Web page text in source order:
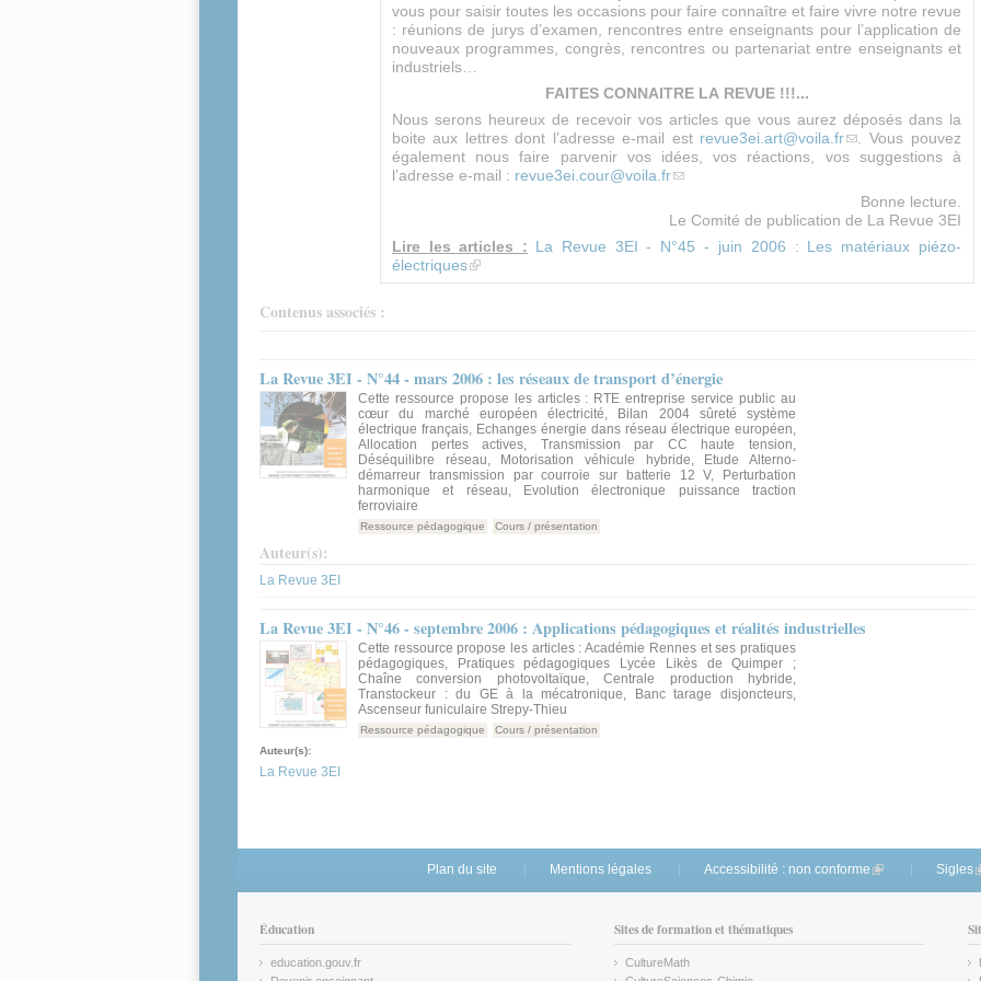
vous pour saisir toutes les occasions pour faire connaître et faire vivre notre revue
: réunions de jurys d’examen, rencontres entre enseignants pour l’application de
nouveaux programmes, congrès, rencontres ou partenariat entre enseignants et
industriels…
FAITES CONNAITRE LA REVUE !!!...
Nous serons heureux de recevoir vos articles que vous aurez déposés dans la
boite aux lettres dont l’adresse e-mail est revue3ei.art@voila.fr(link sends e-mail)
. Vous pouvez
également nous faire parvenir vos idées, vos réactions, vos suggestions à
l’adresse e-mail : revue3ei.cour@voila.fr(link sends e-mail)
Bonne lecture.
Le Comité de publication de La Revue 3EI
Lire les articles : La Revue 3EI - N°45 - juin 2006 : Les matériaux piézo-
électriques(link is external)
Contenus associés :
La Revue 3EI - N°44 - mars 2006 : les réseaux de transport d’énergie
Cette ressource propose les articles : RTE entreprise service public au
cœur du marché européen électricité, Bilan 2004 sûreté système
électrique français, Echanges énergie dans réseau électrique européen,
Allocation pertes actives, Transmission par CC haute tension,
Déséquilibre réseau, Motorisation véhicule hybride, Etude Alterno-
démarreur transmission par courroie sur batterie 12 V, Perturbation
harmonique et réseau, Evolution électronique puissance traction
ferroviaire
Ressource pédagogique Cours / présentation
Auteur(s):
La Revue 3EI
La Revue 3EI - N°46 - septembre 2006 : Applications pédagogiques et réalités industrielles
Cette ressource propose les articles : Académie Rennes et ses pratiques
pédagogiques, Pratiques pédagogiques Lycée Likès de Quimper ;
Chaîne conversion photovoltaïque, Centrale production hybride,
Transtockeur : du GE à la mécatronique, Banc tarage disjoncteurs,
Ascenseur funiculaire Strepy-Thieu
Ressource pédagogique
Cours / présentation
Auteur(s):
La Revue 3EI
Plan du site Mentions légales Accessibilité : non conforme (link is external)
Sigles
Éducation
education.gouv.fr
Sites de formation et thématiques
CultureMath